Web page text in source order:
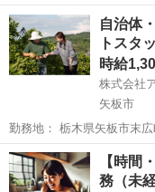
10:00~17:00/10:00~16:00/
駅]： 栃木県宇都宮市 ※勤
栃木 宇都宮市 営
自治体
トスタ
時給
株式会社
矢板市
勤務地： 栃木県矢板市末
末広町19-4 週勤務日時： 週3日~週5日 10:00〜15:00／10:00〜16:00／
09:00〜14:00 雇用
栃木 矢板市 営業
【時間
務（未